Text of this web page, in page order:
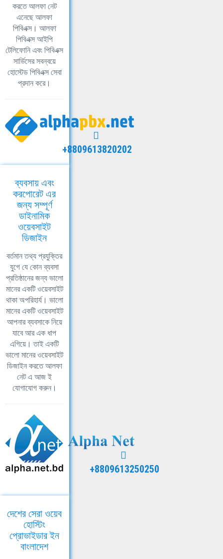
করতে আলফা নেট
এনেছে আলফা
পিবিএক্স। আলফা
পিবিএক্স আইপি
টেলিফোনি এবং পিবিএক্স
সার্ভিসের সবন্বয়ে
হোস্টেড পিবিএক্স সেবা
প্রদান করে।
+8809613820202
ব্যবসায় এবং
করপোরেট এর
জন্য সম্পূর্ণ
ডাইনামিক
ওয়েবসাইট
ডিজাইন
বর্তমান তথ্য প্রযুক্তির
যুগে যে কোন ব্যবসা
প্রতিষ্ঠানের জন্য ভালো
মানের একটি ওয়েবসাইট
থাকা অপরিহার্য। ভালো
মানের একটি ওয়েবসাইট
আপনার ব্যবসাকে নিয়ে
যাবে আর এক ধাপ
এগিয়ে। তাই একটি
ভালো মানের ওয়েবসাইট
ডিজাইন করতে আলফা
নেট এ আজ ই
যোগাযোগ করুন।
+8809613250250
দেশের সেরা ওয়েব
হোস্টিং
প্রোভাইডার ইন
বাংলাদেশ